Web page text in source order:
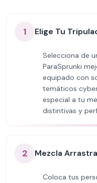
1 Elige Tu
Selecciona de
ParaSprunki
equipado con
temáticos
especial a tu
distintivas y
2 Mezcla
Coloca tus